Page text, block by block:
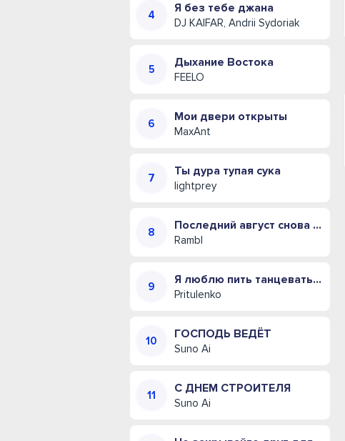
Я без тебе джана
DJ KAIFAR, Andrii Sydoriak
Дыхание Востока
FEELO
Мои двери открыты
MaxAnt
Ты дура тупая сука
lightprey
Последний август снова пахнет морем
Rambl
Я люблю пить танцевать и драться
Pritulenko
ГОСПОДЬ ВЕДЁТ
Suno Ai
С ДНЕМ СТРОИТЕЛЯ
Suno Ai